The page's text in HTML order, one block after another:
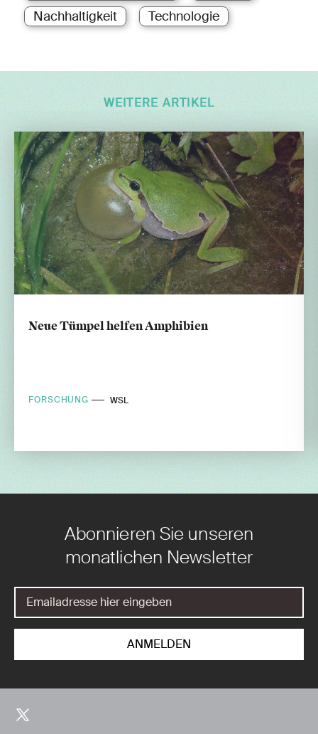
Nachhaltigkeit
Technologie
WEITERE ARTIKEL
Neue Tümpel helfen Amphibien
FORSCHUNG WSL
Abonnieren Sie unseren
monatlichen Newsletter